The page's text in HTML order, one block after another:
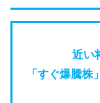
近い
「すぐ爆騰